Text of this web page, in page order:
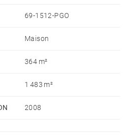
disponibles sur le site
- EI - RSAC Lyon
69-1512-PGO
Maison
364 m²
1 483 m²
2008